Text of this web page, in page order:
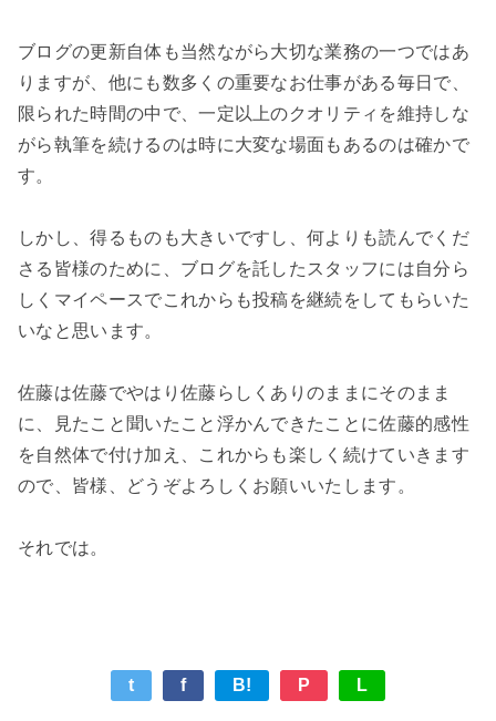
ブログの更新自体も当然ながら大切な業務の一つではあ
りますが、他にも数多くの重要なお仕事がある毎日で、
限られた時間の中で、一定以上のクオリティを維持しな
がら執筆を続けるのは時に大変な場面もあるのは確かで
す。
しかし、得るものも大きいですし、何よりも読んでくだ
さる皆様のために、ブログを託したスタッフには自分ら
しくマイペースでこれからも投稿を継続をしてもらいた
いなと思います。
佐藤は佐藤でやはり佐藤らしくありのままにそのまま
に、見たこと聞いたこと浮かんできたことに佐藤的感性
を自然体で付け加え、これからも楽しく続けていきます
ので、皆様、どうぞよろしくお願いいたします。
それでは。
t f B! P L